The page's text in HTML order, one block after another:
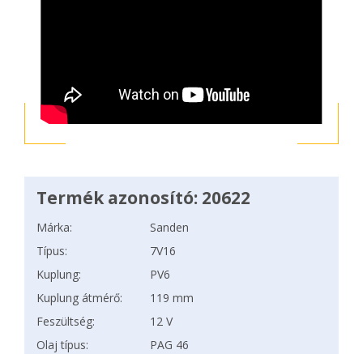
Termék azonosító: 20622
Márka:
Sanden
Típus:
7V16
Kuplung:
PV6
Kuplung átmérő:
119 mm
Feszültség:
12 V
Olaj típus:
PAG 46